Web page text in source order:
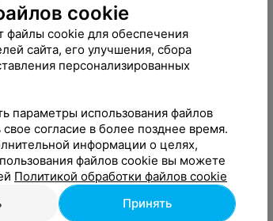
Еще
cookie
файлы cookie для обеспечения
сайта, его улучшения, сбора
персонализированных
параметры использования файлов
согласие в более позднее время.
информации о целях,
файлов cookie вы можете
Политикой обработки файлов cookie
Принять